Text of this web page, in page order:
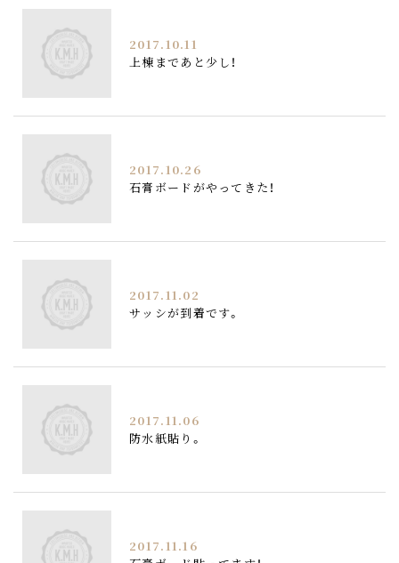
2017.10.11
上棟まであと少し！
2017.10.26
石膏ボードがやってきた！
2017.11.02
サッシが到着です。
2017.11.06
防水紙貼り。
2017.11.16